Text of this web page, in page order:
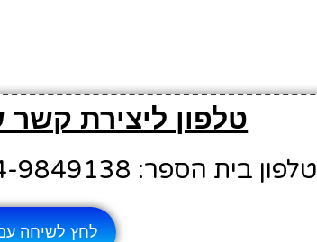
טלפון ליצירת
טלפון בית הספר: 04-9849138
לחץ לשיחה